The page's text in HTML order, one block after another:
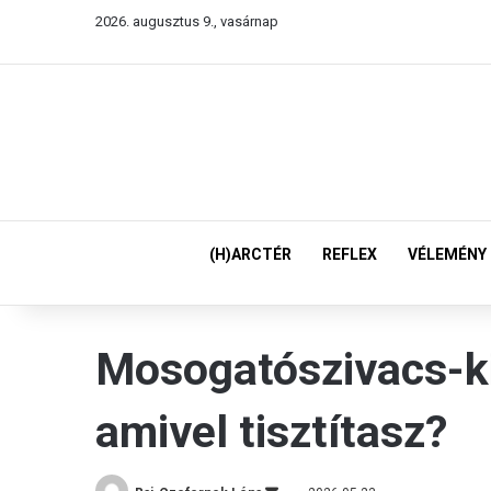
2026. augusztus 9., vasárnap
(H)ARCTÉR REFLEX VÉLEMÉNY
Mosogatószivacs-
amivel tisztítasz?